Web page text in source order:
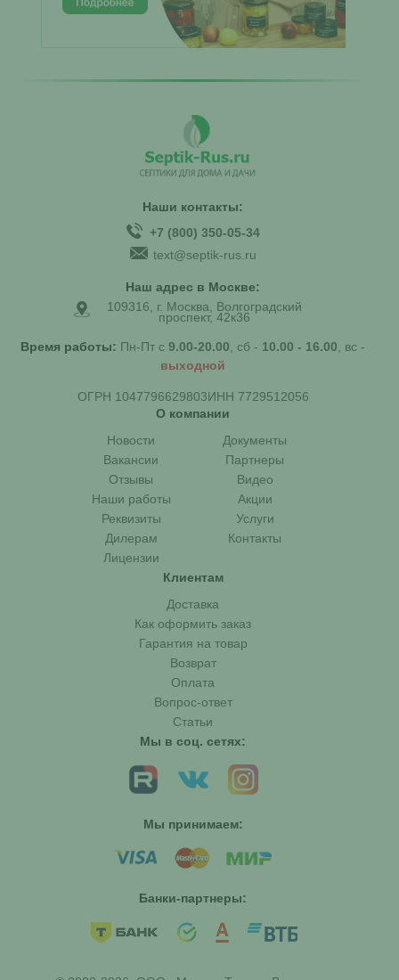
Наши контакты:
+7 (800) 350-05-34
text@septik-rus.ru
Наш адрес в Москве:
109316, г. Москва, Волгоградский
проспект, 42к36
Время работы: Пн-Пт с 9.00-20.00 , сб - 10.00 - 16.00 , вс -
выходной
ОГРН 1047796629803ИНН 7729512056
О компании
Новости
Документы
Вакансии
Партнеры
Отзывы
Видео
Наши работы
Акции
Реквизиты
Услуги
Дилерам
Контакты
Лицензии
Клиентам
Доставка
Как оформить заказ
Гарантия на товар
Возврат
Оплата
Вопрос-ответ
Статьи
Мы в соц. сетях:
Мы принимаем:
Банки-партнеры: